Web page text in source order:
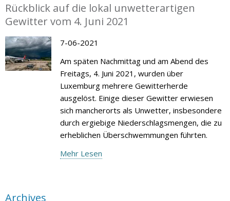
Rückblick auf die lokal unwetterartigen
Gewitter vom 4. Juni 2021
7-06-2021
Am späten Nachmittag und am Abend des
Freitags, 4. Juni 2021, wurden über
Luxemburg mehrere Gewitterherde
ausgelöst. Einige dieser Gewitter erwiesen
sich mancherorts als Unwetter, insbesondere
durch ergiebige Niederschlagsmengen, die zu
erheblichen Überschwemmungen führten.
Mehr Lesen
Archives